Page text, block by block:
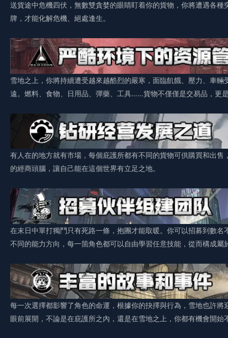
送貨途中危機四伏，無數雙貪婪的眼睛盯着你的貨物，你將遭遇各
牌，才能化解危機、絕處逢生。
雪地之上，你將持續遭受越來越酷烈的嚴寒，面臨飢餓、壓力、車
遠。燃料、食物、日用品、彈藥、工具……貨物不僅僅是交易品，更
有人在的地方就有市場，每個庇護所都有不同的貨物可供購買和出
的經商頭腦，讓自己能在這個世界有立足之地。
在末日中單打獨鬥只有死路一條，抱團才能取暖。你可以招募到數
不同的能力方向，每一箇角色都可以自由學習任意技能，從而構成屬
每一次選擇都影響了角色的命運，根據你的抉擇與行為，雪地也許
眼前展開，不論是在庇護所之內，還是在雪地之上，你都有機會開始